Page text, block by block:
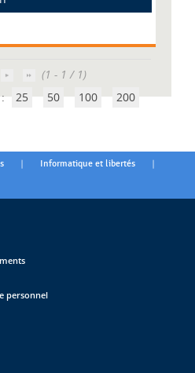
(1 - 1 / 1)
: 25 50 100 200
| Informatique et libertés |
personnel